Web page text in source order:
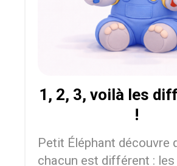
1, 2, 3, voilà les
!
Petit Éléphant découvre
chacun est différent :